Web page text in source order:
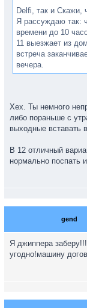
Delfi, так и Скажи,
Я рассуждаю так:
времени до 10
11 выезжает из
встреча
вечера.
Хех. Ты немного
либо пораньше с
выходные вставать
В 12 отличный
нормально поспать
gend
Я джиппера
угодно!машину